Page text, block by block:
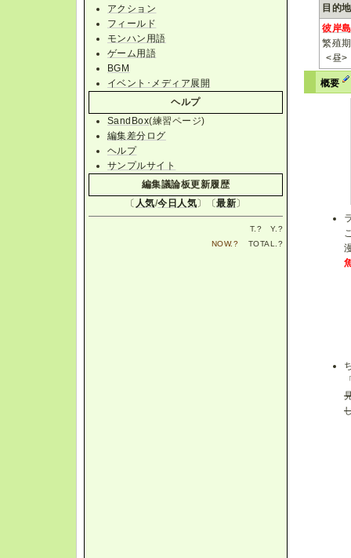
目的地
彼岸島
繁殖期
<昼>
概要
アクション
フィールド
モンハン用語
ゲーム用語
BGM
イベント･メディア展開
ヘルプ
SandBox(練習ページ)
編集差分ログ
ヘルプ
サンプルサイト
編集議論板更新履歴
〔 人気/今日人気〕〔最新〕
T. ? Y. ?
NOW.? TOTAL. ?